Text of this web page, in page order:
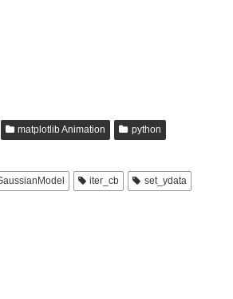
matplotlib Animation
python
iter_cb set_ydata